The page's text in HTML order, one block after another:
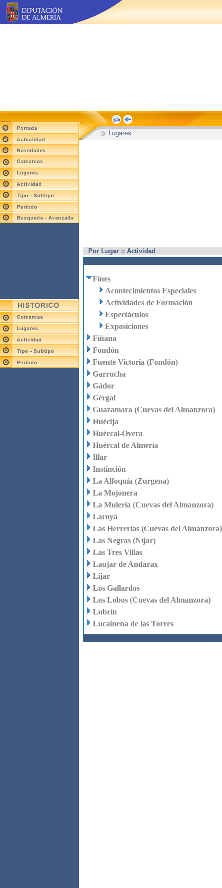
Lugares
Por Lugar :: Actividad
Fines
Acontecimientos Especiales
Actividades de Formación
Espectáculos
Exposiciones
Fiñana
Fondón
Fuente Victoria (Fondón)
Garrucha
Gádor
Gérgal
Guazamara (Cuevas del Almanzora)
Huécija
Huércal-Overa
Huércal de Almería
Illar
Instinción
La Alfoquía (Zurgena)
La Mojonera
La Mulería (Cuevas del Almanzora)
Laroya
Las Herrerías (Cuevas del Almanzora)
Las Negras (Níjar)
Las Tres Villas
Laujar de Andarax
Líjar
Los Gallardos
Los Lobos (Cuevas del Almanzora)
Lubrín
Lucainena de las Torres